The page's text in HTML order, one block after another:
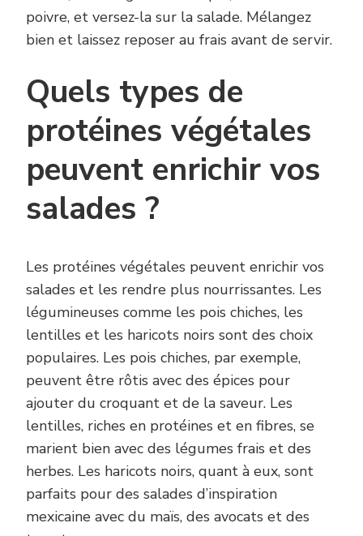
poivre, et versez-la sur la salade. Mélangez
bien et laissez reposer au frais avant de servir.
Quels types de
protéines végétales
peuvent enrichir vos
salades ?
Les protéines végétales peuvent enrichir vos
salades et les rendre plus nourrissantes. Les
légumineuses comme les pois chiches, les
lentilles et les haricots noirs sont des choix
populaires. Les pois chiches, par exemple,
peuvent être rôtis avec des épices pour
ajouter du croquant et de la saveur. Les
lentilles, riches en protéines et en fibres, se
marient bien avec des légumes frais et des
herbes. Les haricots noirs, quant à eux, sont
parfaits pour des salades d’inspiration
mexicaine avec du maïs, des avocats et des